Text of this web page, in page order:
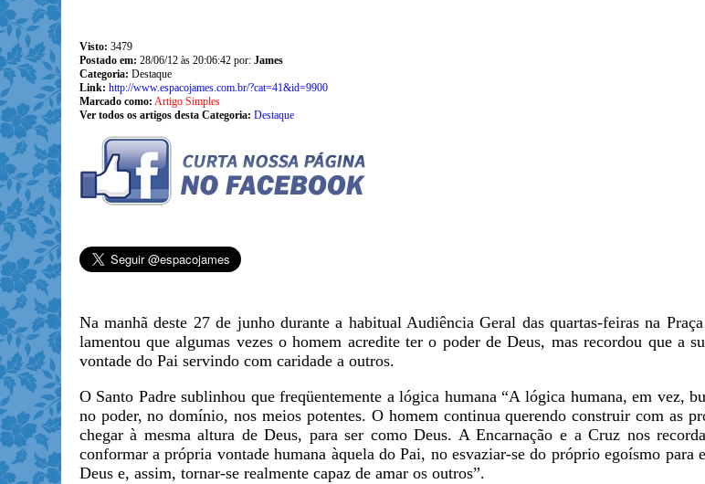
Visto: 3479
Postado em: 28/06/12 às 20:06:42 por: James
Categoria: Destaque
Link: http://www.espacojames.com.br/?cat=41&id=9900
Marcado como: Artigo Simples
Ver todos os artigos desta Categoria: Destaque
Na manhã deste 27 de junho durante a habitual Audiência Geral das quartas-feiras na
lamentou que algumas vezes o homem acredite ter o poder de Deus, mas recordou que a
vontade do Pai servindo com caridade a outros.
O Santo Padre sublinhou que freqüentemente a lógica humana “A lógica humana, em vez,
no poder, no domínio, nos meios potentes. O homem continua querendo construir com as
chegar à mesma altura de Deus, para ser como Deus. A Encarnação e a Cruz nos
conformar a própria vontade humana àquela do Pai, no esvaziar-se do próprio egoísmo para
Deus e, assim, tornar-se realmente capaz de amar os outros”.